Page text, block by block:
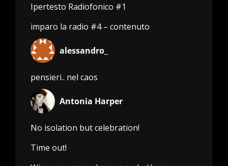
Ipertesto Radiofonico #1
imparo la radio #4 – contenuto
alessandro_
pensieri.. nel caos
Antonia Harper
No isolation but celebration!
Time out!